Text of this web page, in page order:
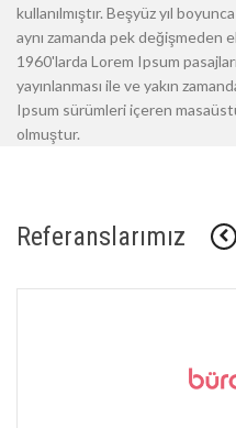
kullanılmıştır. Beşyüz yıl
aynı zamanda pek değişmeden
1960'larda Lorem Ipsum
yayınlanması ile ve yakın
Ipsum sürümleri içeren masaüstü
olmuştur.
Referanslarımız